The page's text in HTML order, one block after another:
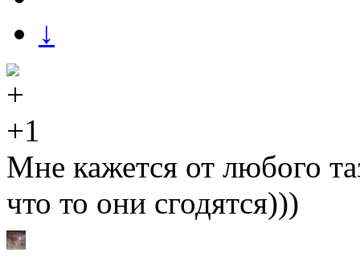
↓
+1
Мне кажется от любого
что то они сгодятся)))